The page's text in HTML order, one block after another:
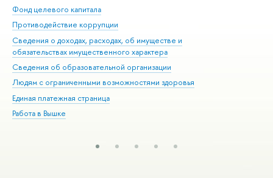
Фонд целевого капитала
Противодействие коррупции
Сведения о доходах, расходах, об имуществе и
обязательствах имущественного характера
Сведения об образовательной организации
Людям с ограниченными возможностями здоровья
Единая платежная страница
Работа в Вышке